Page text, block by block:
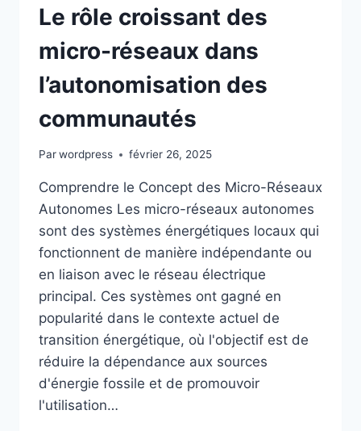
ÉNERGIE
RENOUVELABLE
CONTINUE
Le rôle croissant des
micro-réseaux dans
l’autonomisation des
communautés
Parwordpress février 26, 2025
Comprendre le Concept des Micro-Réseaux
Autonomes Les micro-réseaux autonomes
sont des systèmes énergétiques locaux qui
fonctionnent de manière indépendante ou
en liaison avec le réseau électrique
principal. Ces systèmes ont gagné en
popularité dans le contexte actuel de
transition énergétique, où l'objectif est de
réduire la dépendance aux sources
d'énergie fossile et de promouvoir
l'utilisation…